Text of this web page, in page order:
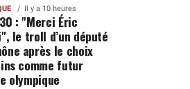
Il y a 10 heures
: "Merci Éric
le troll d’un député
après le choix
comme futur
olympique